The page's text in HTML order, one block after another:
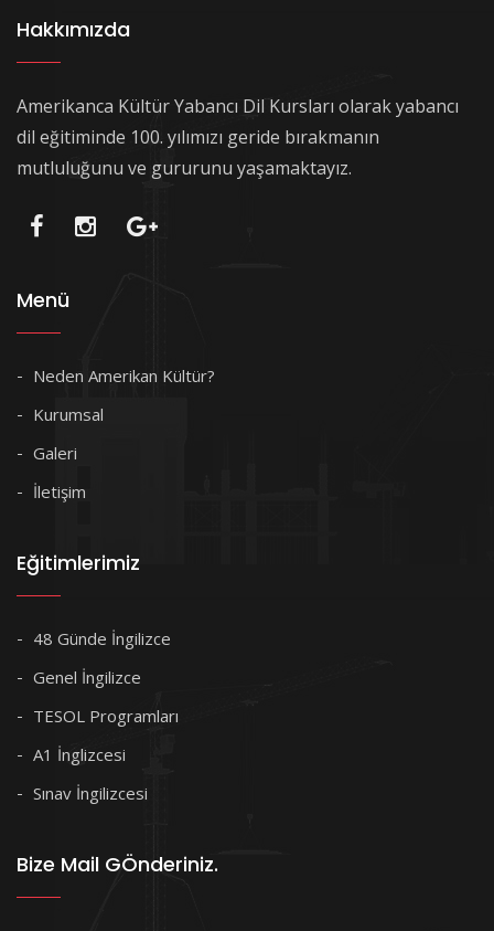
Hakkımızda
Amerikanca Kültür Yabancı Dil Kursları olarak yabancı
dil eğitiminde 100. yılımızı geride bırakmanın
mutluluğunu ve gururunu yaşamaktayız.
Menü
Neden Amerikan Kültür?
Kurumsal
Galeri
İletişim
Eğitimlerimiz
48 Günde İngilizce
Genel İngilizce
TESOL Programları
A1 İnglizcesi
Sınav İngilizcesi
Bize Mail GÖnderiniz.